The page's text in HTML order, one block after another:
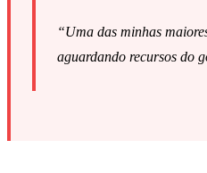
“Uma das minhas
aguardando recursos do